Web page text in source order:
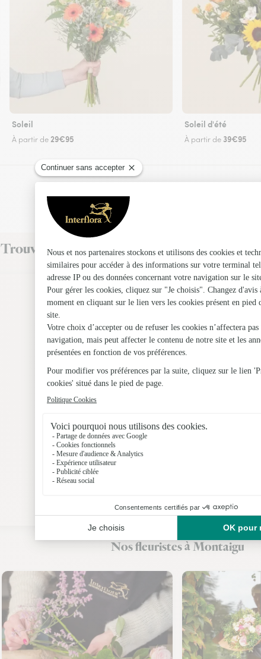
Soleil
À partir de 29€95
Soleil d'été
À partir de 39€95
Trouvez un fleuriste Interflora à Montaigu et
Nos fleuristes à Montaigu